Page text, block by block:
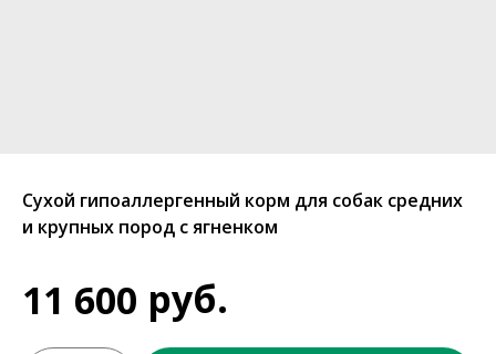
Сухой гипоаллергенный корм для собак средних
и крупных пород с ягненком
11 600 руб.